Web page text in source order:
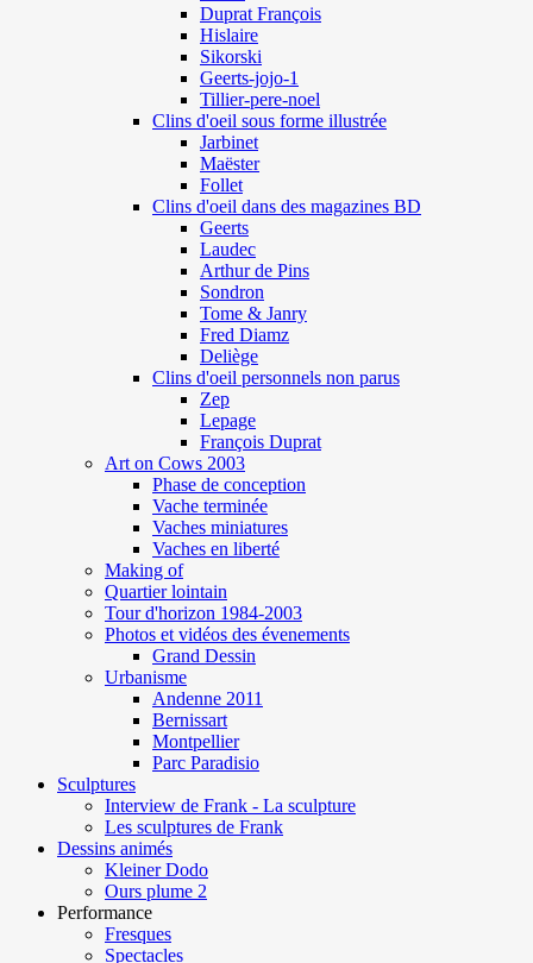
Duprat François
Hislaire
Sikorski
Geerts-jojo-1
Tillier-pere-noel
Clins d'oeil sous forme illustrée
Jarbinet
Maëster
Follet
Clins d'oeil dans des magazines BD
Geerts
Laudec
Arthur de Pins
Sondron
Tome & Janry
Fred Diamz
Deliège
Clins d'oeil personnels non parus
Zep
Lepage
François Duprat
Art on Cows 2003
Phase de conception
Vache terminée
Vaches miniatures
Vaches en liberté
Making of
Quartier lointain
Tour d'horizon 1984-2003
Photos et vidéos des évenements
Grand Dessin
Urbanisme
Andenne 2011
Bernissart
Montpellier
Parc Paradisio
Sculptures
Interview de Frank - La sculpture
Les sculptures de Frank
Dessins animés
Kleiner Dodo
Ours plume 2
Performance
Fresques
Spectacles